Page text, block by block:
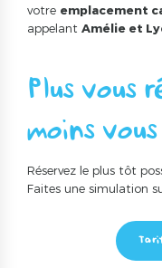
votre emplacement
appelant Amélie et
Plus vous
moins
Réservez le plus tôt
Faites une simulation